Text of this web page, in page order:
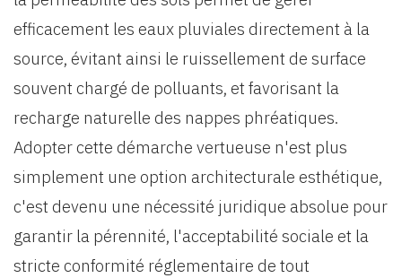
efficacement les eaux pluviales directement à la
source, évitant ainsi le ruissellement de surface
souvent chargé de polluants, et favorisant la
recharge naturelle des nappes phréatiques.
Adopter cette démarche vertueuse n'est plus
simplement une option architecturale esthétique,
c'est devenu une nécessité juridique absolue pour
garantir la pérennité, l'acceptabilité sociale et la
stricte conformité réglementaire de tout